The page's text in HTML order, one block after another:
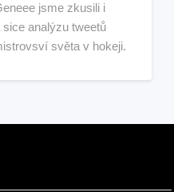
jsme zkusili i
analýzu tweetů
světa v hokeji.